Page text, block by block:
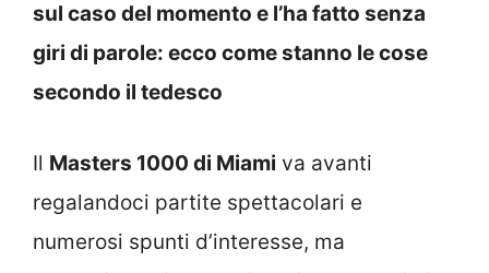
sul caso del momento e l’ha fatto senza
giri di parole: ecco come stanno le cose
secondo il tedesco
Il Masters 1000 di Miami va avanti
regalandoci partite spettacolari e
numerosi spunti d’interesse, ma